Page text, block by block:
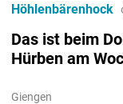
Das ist beim
Hürben am
Giengen
Höhlenbärenhock